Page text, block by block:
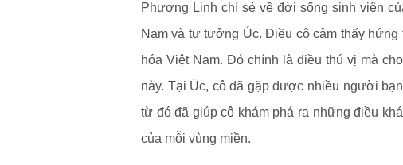
Phương Linh chí sẻ về đời sống sinh viên
Nam và tư tưởng Úc. Điều cô cảm thấy
hóa Việt Nam. Đó chính là điều thú vị mà
này. Tại Úc, cô đã gặp được nhiều người
từ đó đã giúp cô khám phá ra những điều
của mỗi vùng miền.